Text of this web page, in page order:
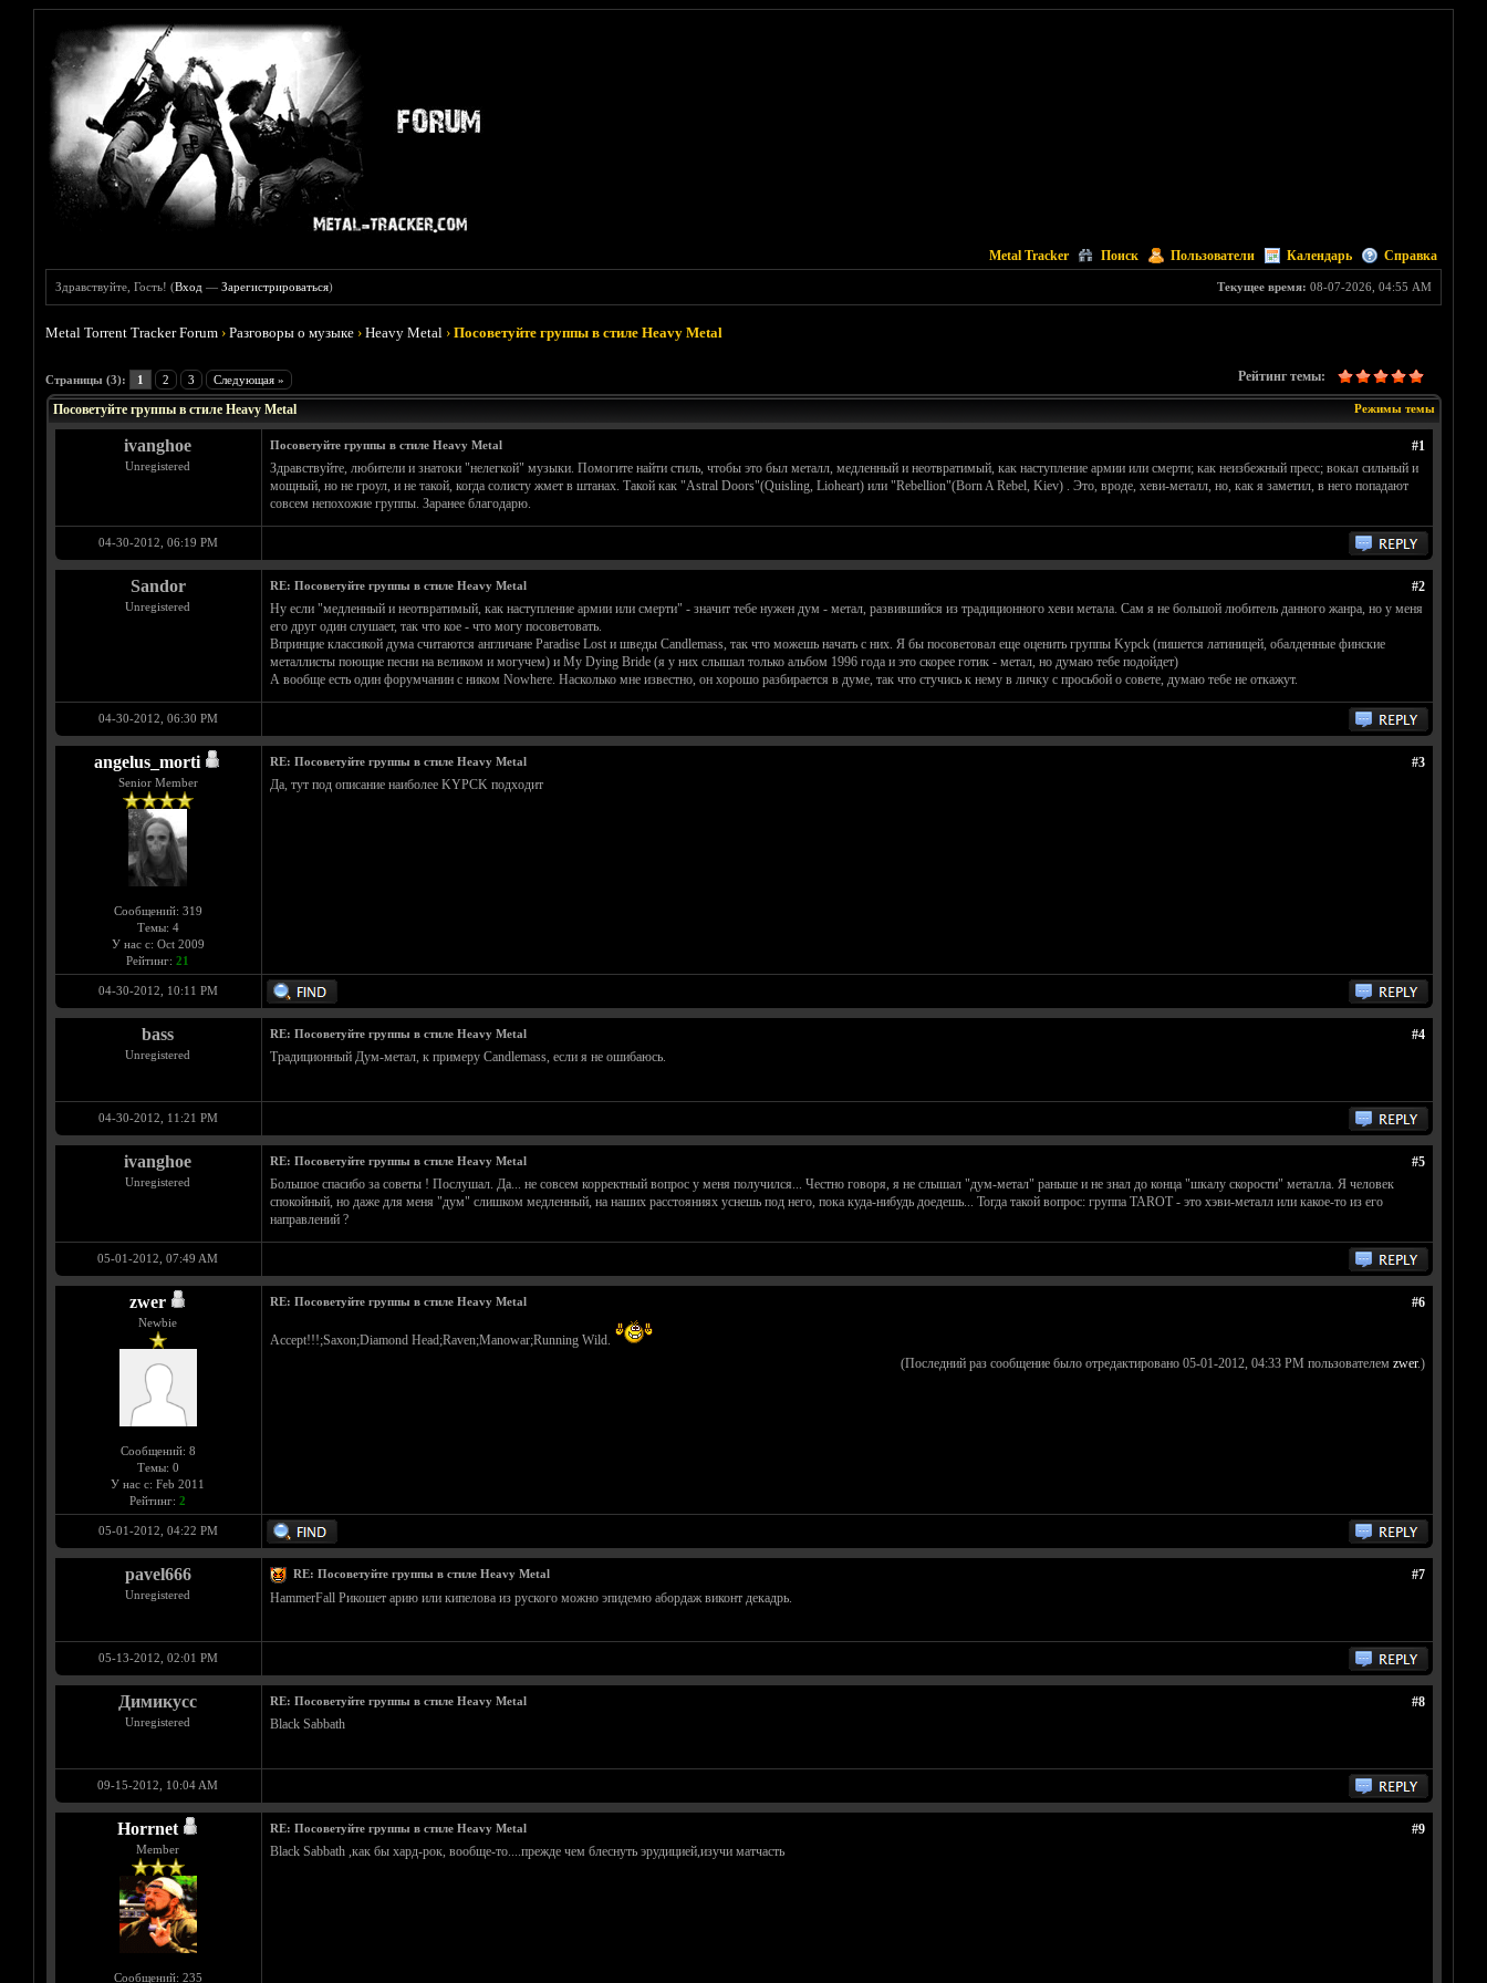
Metal Tracker Поиск Пользователи Календарь Справка
Текущее время: 08-07-2026, 04:55 AM
Здравствуйте, Гость! (Вход —Зарегистрироваться)
Metal Torrent Tracker Forum ›Разговоры о музыке ›Heavy Metal ›Посоветуйте группы в стиле Heavy Metal
Страницы (3): 1 2 3 Следующая » Рейтинг темы:
Голосов: 1 - Средняя оценка: 5
1
2
3
4
5
Режимы темы
Посоветуйте группы в стиле Heavy Metal
ivanghoe
Unregistered
#1
Посоветуйте группы в стиле Heavy Metal
Здравствуйте, любители и знатоки "нелегкой" музыки. Помогите найти стиль, чтобы это был металл, медленный и неотвратимый, как наступление армии или смерти; как неизбежный пресс; вокал сильный и
мощный, но не гроул, и не такой, когда солисту жмет в штанах. Такой как "Astral Doors"(Quisling, Lioheart) или "Rebellion"(Born A Rebel, Kiev) . Это, вроде, хеви-металл, но, как я заметил, в него попадают
совсем непохожие группы. Заранее благодарю.
04-30-2012, 06:19 PM
Sandor
Unregistered
#2
RE: Посоветуйте группы в стиле Heavy Metal
Ну если "медленный и неотвратимый, как наступление армии или смерти" - значит тебе нужен дум - метал, развившийся из традиционного хеви метала. Сам я не большой любитель данного жанра, но у меня
его друг один слушает, так что кое - что могу посоветовать.
Впринцие классикой дума считаются англичане Paradise Lost и шведы Candlemass, так что можешь начать с них. Я бы посоветовал еще оценить группы Kypck (пишется латиницей, обалденные финские
металлисты поющие песни на великом и могучем) и My Dying Bride (я у них слышал только альбом 1996 года и это скорее готик - метал, но думаю тебе подойдет)
А вообще есть один форумчанин с ником Nowhere. Насколько мне известно, он хорошо разбирается в думе, так что стучись к нему в личку с просьбой о совете, думаю тебе не откажут.
04-30-2012, 06:30 PM
angelus_morti
Senior Member
Сообщений: 319
Темы: 4
У нас с: Oct 2009
Рейтинг: 21
#3
RE: Посоветуйте группы в стиле Heavy Metal
Да, тут под описание наиболее KYPCK подходит
04-30-2012, 10:11 PM
bass
Unregistered
#4
RE: Посоветуйте группы в стиле Heavy Metal
Традиционный Дум-метал, к примеру Candlemass, если я не ошибаюсь.
04-30-2012, 11:21 PM
ivanghoe
Unregistered
#5
RE: Посоветуйте группы в стиле Heavy Metal
Большое спасибо за советы ! Послушал. Да... не совсем корректный вопрос у меня получился... Честно говоря, я не слышал "дум-метал" раньше и не знал до конца "шкалу скорости" металла. Я человек
спокойный, но даже для меня "дум" слишком медленный, на наших расстояниях уснешь под него, пока куда-нибудь доедешь... Тогда такой вопрос: группа TAROT - это хэви-металл или какое-то из его
направлений ?
05-01-2012, 07:49 AM
zwer
Newbie
Сообщений: 8
Темы: 0
У нас с: Feb 2011
Рейтинг: 2
#6
RE: Посоветуйте группы в стиле Heavy Metal
Accept!!!;Saxon;Diamond Head;Raven;Manowar;Running Wild.
(Последний раз сообщение было отредактировано 05-01-2012, 04:33 PM пользователем zwer.)
05-01-2012, 04:22 PM
pavel666
Unregistered
#7
RE: Посоветуйте группы в стиле Heavy Metal
HammerFall Рикошет арию или кипелова из руского можно эпидемю абордаж виконт декадрь.
05-13-2012, 02:01 PM
Димикусс
Unregistered
#8
RE: Посоветуйте группы в стиле Heavy Metal
Black Sabbath
09-15-2012, 10:04 AM
Horrnet
Member
Сообщений: 235
#9
RE: Посоветуйте группы в стиле Heavy Metal
Black Sabbath ,как бы хард-рок, вообще-то....прежде чем блеснуть эрудицией,изучи матчасть